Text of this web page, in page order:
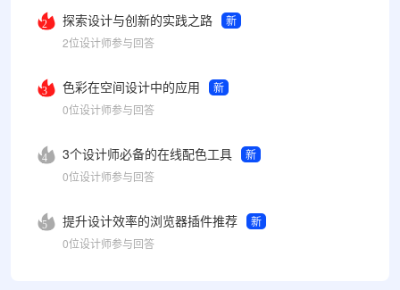
2 探索设计与创新的实践之路
新
2位设计师参与回答
3 色彩在空间设计中的应用
新
0位设计师参与回答
4 3个设计师必备的在线配色工具
新
0位设计师参与回答
5 提升设计效率的浏览器插件推荐
新
0位设计师参与回答